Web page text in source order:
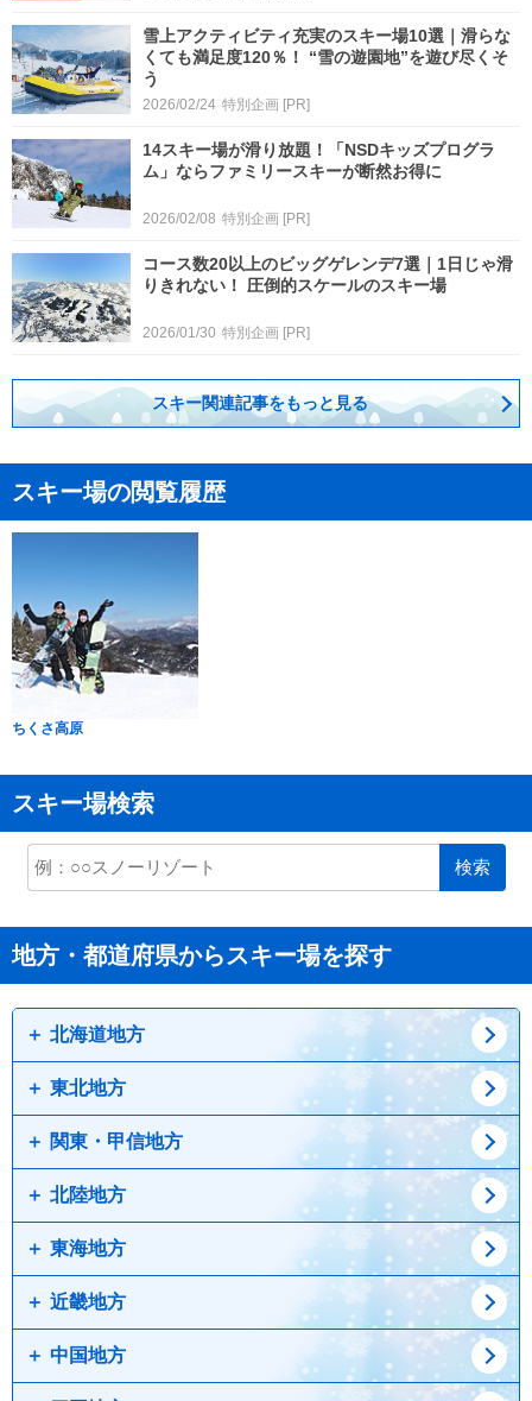
雪上アクティビティ充実のスキー場10選｜滑らな
くても満足度120％！ “雪の遊園地”を遊び尽くそ
う
2026/02/24 特別企画 [PR]
14スキー場が滑り放題！「NSDキッズプログラ
ム」ならファミリースキーが断然お得に
2026/02/08 特別企画 [PR]
コース数20以上のビッグゲレンデ7選｜1日じゃ滑
りきれない！ 圧倒的スケールのスキー場
2026/01/30 特別企画 [PR]
スキー関連記事をもっと見る
スキー場の閲覧履歴
ちくさ高原
スキー場検索
検索
地方・都道府県からスキー場を探す
北海道地方
道北
道央
東北地方
青森県
宮城県
山形県
関東・甲信地方
栃木県
山梨県
北陸地方
新潟県
石川県
東海地方
愛知県
静岡県
近畿地方
兵庫県中国地方